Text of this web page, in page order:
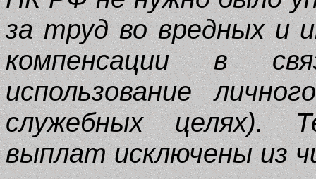
за труд во вредных и
компенсации в
использование
служебных целях).
выплат исключены из